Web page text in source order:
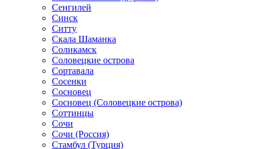
Сенгилей
Синск
Ситту
Скала Шаманка
Соликамск
Соловецкие острова
Сортавала
Сосенки
Сосновец
Сосновец (Соловецкие острова)
Соттинцы
Сочи
Сочи (Россия)
Стамбул (Турция)